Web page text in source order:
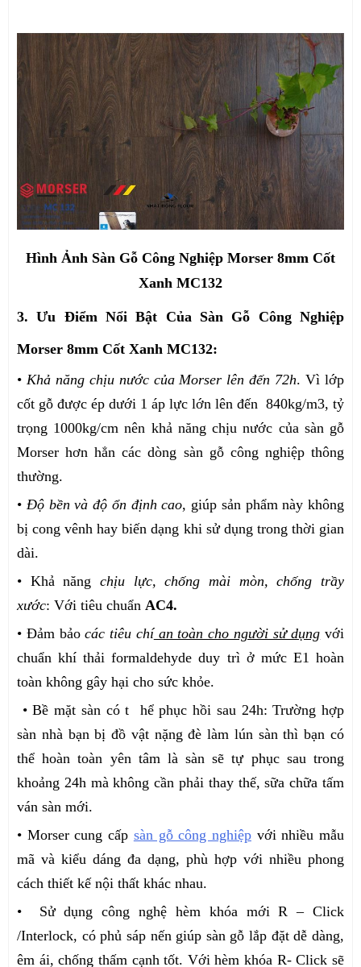
Hình Ảnh Sàn Gỗ Công Nghiệp Morser 8mm Cốt
Xanh MC132
3. Ưu Điểm Nổi Bật Của Sàn Gỗ Công Nghiệp
Morser 8mm Cốt Xanh MC132:
• Khả năng chịu nước của Morser lên đến 72h. Vì lớp
cốt gỗ được ép dưới 1 áp lực lớn lên đến 840kg/m3, tỷ
trọng 1000kg/cm nên khả năng chịu nước của sàn gỗ
Morser hơn hẳn các dòng sàn gỗ công nghiệp thông
thường.
• Độ bền và độ ổn định cao, giúp sản phẩm này không
bị cong vênh hay biến dạng khi sử dụng trong thời gian
dài.
• Khả năng chịu lực, chống mài mòn, chống trầy
xước: Với tiêu chuẩn AC4.
• Đảm bảocác tiêu chían toàn cho người sử dụng với
chuẩn khí thải formaldehyde duy trì ở mức E1 hoàn
toàn không gây hại cho sức khỏe.
• Bề mặt sàn có t hể phục hồi sau 24h: Trường hợp
sàn nhà bạn bị đồ vật nặng đè làm lún sàn thì bạn có
thể hoàn toàn yên tâm là sàn sẽ tự phục sau trong
khoảng 24h mà không cần phải thay thế, sữa chữa tấm
ván sàn mới.
• Morser cung cấp sàn gỗ công nghiệpvới nhiều mẫu
mã và kiểu dáng đa dạng, phù hợp với nhiều phong
cách thiết kế nội thất khác nhau.
• Sử dụng công nghệ hèm khóa mới R – Click
/Interlock, có phủ sáp nến giúp sàn gỗ lắp đặt dễ dàng,
êm ái, chống thấm cạnh tốt. Với hèm khóa R- Click sẽ